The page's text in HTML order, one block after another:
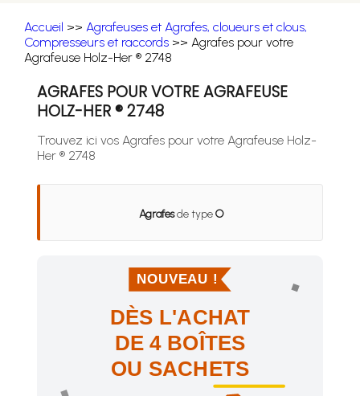
Accueil >> Agrafeuses et Agrafes, cloueurs et clous,
Compresseurs et raccords >> Agrafes pour votre
Agrafeuse Holz-Her ® 2748
AGRAFES POUR VOTRE AGRAFEUSE
HOLZ-HER ® 2748
Trouvez ici vos Agrafes pour votre Agrafeuse Holz-
Her ® 2748
Agrafesde typeO
NOUVEAU !
DÈS L'ACHAT
DE 4 BOÎTES
OU SACHETS